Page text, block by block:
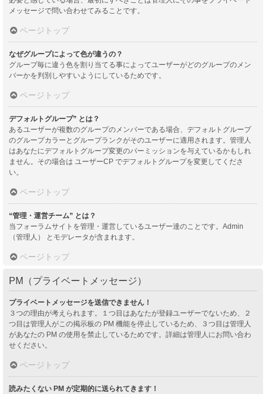
メッセージで問い合わせてみることです。
ページトップ
なぜグループによって色が違うの？
グループ毎に違う色を割り当てる事によってユーザーがどのグループのメン
バーかを判別しやすいようにしているためです。
ページトップ
デフォルトグループ” とは？
あるユーザーが複数のグループのメンバーである場合、デフォルトグループ
のグループカラーとグループランクがそのユーザーに適用されます。管理人
はあなたにデフォルトグループ変更のパーミッションを与えているかもしれ
ません。その場合は ユーザーCP でデフォルトグループを変更してくださ
い。
ページトップ
“管理・運営チーム” とは？
当フォーラムサイトを管理・運営しているユーザー達のことです。Admin
（管理人） とモデレータが含まれます。
ページトップ
PM（プライベートメッセージ）
プライベートメッセージを送信できません！
３つの理由が考えられます。１つ目はあなたが登録ユーザーでないため、２
つ目は管理人がこの掲示板の PM 機能を停止しているため、３つ目は管理人
があなたの PM の使用を禁止しているためです。詳細は管理人にお問い合わ
せください。
ページトップ
読みたくない PM が定期的に送られてきます！